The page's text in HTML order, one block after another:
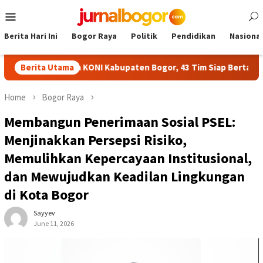
to
Menu
Berita Hari Ini Bogor Raya Politik Pendidikan Nasional
Berita Utama
KONI Kabupaten Bogor, 43 Tim Siap Bertanding
Home Bogor Raya
Membangun Penerimaan Sosial PSEL:
Menjinakkan Persepsi Risiko,
Memulihkan Kepercayaan Institusional,
dan Mewujudkan Keadilan Lingkungan
di Kota Bogor
Sayyev
June 11, 2026